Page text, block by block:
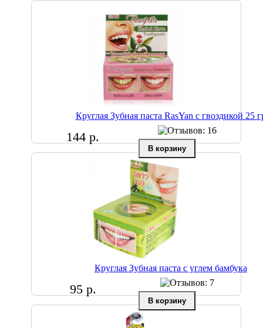
Круглая Зубная паста RasYan с гвоздикой 25
144 р.
Круглая Зубная паста с углем бамбука
95 р.